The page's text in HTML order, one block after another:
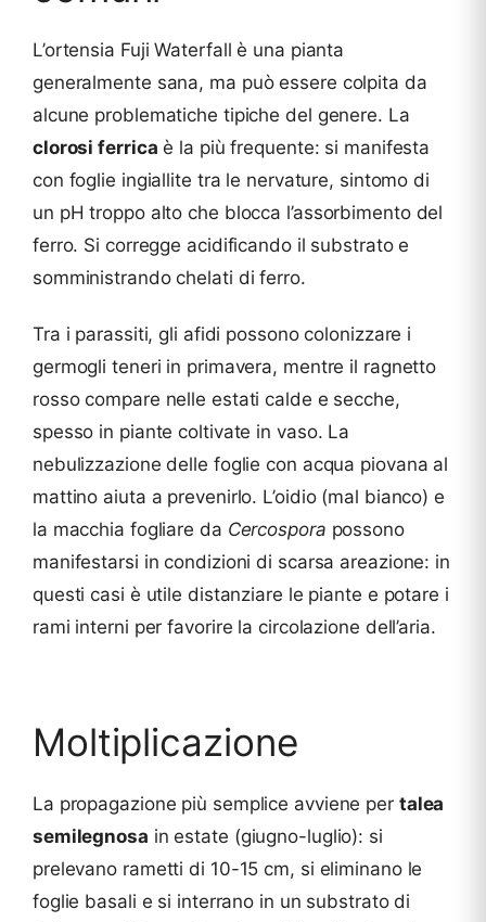
L’ortensia Fuji Waterfall è una pianta
generalmente sana, ma può essere colpita da
alcune problematiche tipiche del genere. La
clorosi ferrica è la più frequente: si manifesta
con foglie ingiallite tra le nervature, sintomo di
un pH troppo alto che blocca l’assorbimento del
ferro. Si corregge acidificando il substrato e
somministrando chelati di ferro.
Tra i parassiti, gli afidi possono colonizzare i
germogli teneri in primavera, mentre il ragnetto
rosso compare nelle estati calde e secche,
spesso in piante coltivate in vaso. La
nebulizzazione delle foglie con acqua piovana al
mattino aiuta a prevenirlo. L’oidio (mal bianco) e
la macchia fogliare da Cercospora possono
manifestarsi in condizioni di scarsa areazione: in
questi casi è utile distanziare le piante e potare i
rami interni per favorire la circolazione dell’aria.
Moltiplicazione
La propagazione più semplice avviene per talea
semilegnosa in estate (giugno-luglio): si
prelevano rametti di 10-15 cm, si eliminano le
foglie basali e si interrano in un substrato di